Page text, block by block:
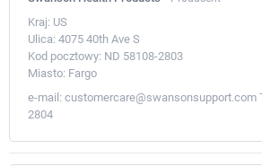
Kraj: US
Ulica: 4075 40th Ave S
Kod pocztowy: ND 58108-2803
Miasto: Fargo
e-mail: customercare@swansonsupport.com
2804